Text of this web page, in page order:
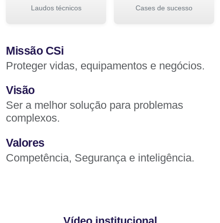
Laudos técnicos Cases de sucesso
Missão CSi
Proteger vidas, equipamentos e negócios.
Visão
Ser a melhor solução para problemas
complexos.
Valores
Competência, Segurança e inteligência.